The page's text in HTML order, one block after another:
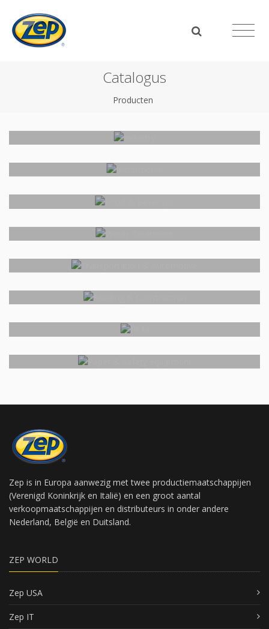
Catalogus
Producten
Zep is in Europa aanwezig met twee productiemaatschappijen
(Verenigd Koninkrijk en Italië) en een groot aantal
verkoopmaatschappijen en distributeurs in onder andere
Nederland, België en Duitsland.
ZEP WORLD
Zep USA
Zep IT